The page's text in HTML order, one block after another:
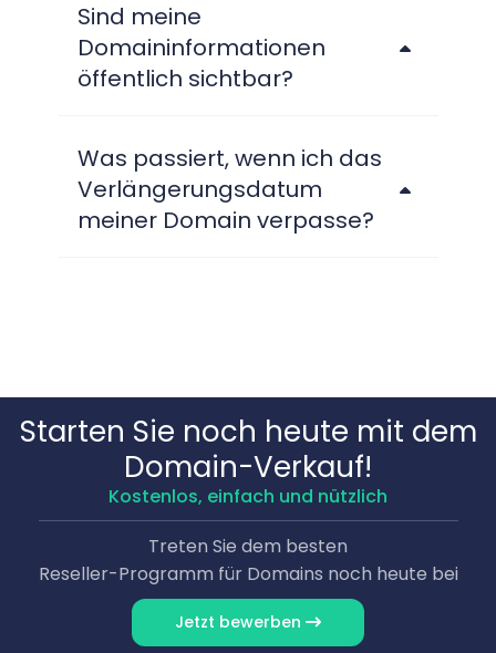
Sind meine
Domaininformationen
öffentlich sichtbar?
Was passiert, wenn ich das
Verlängerungsdatum
meiner Domain verpasse?
Starten Sie noch heute mit dem
Domain-Verkauf!
Kostenlos, einfach und nützlich
Treten Sie dem besten
Reseller-Programm für Domains noch heute bei
Jetzt bewerben